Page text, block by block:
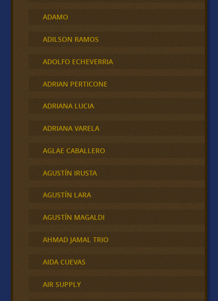
ADAMO
ADILSON RAMOS
ADOLFO ECHEVERRIA
ADRIAN PERTICONE
ADRIANA LUCIA
ADRIANA VARELA
AGLAE CABALLERO
AGUSTÍN IRUSTA
AGUSTÍN LARA
AGUSTÍN MAGALDI
AHMAD JAMAL TRIO
AIDA CUEVAS
AIR SUPPLY